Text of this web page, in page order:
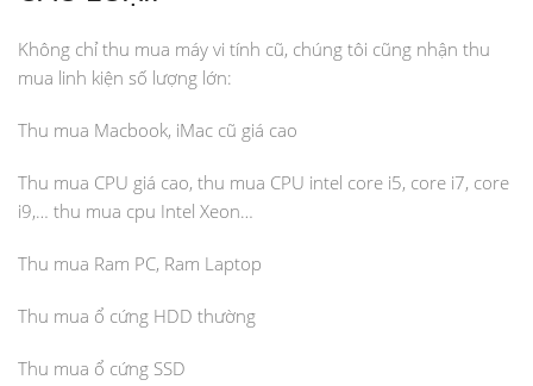
Không chỉ thu mua máy vi tính cũ, chúng tôi cũng nhận thu
mua linh kiện số lượng lớn:
Thu mua Macbook, iMac cũ giá cao
Thu mua CPU giá cao, thu mua CPU intel core i5, core i7, core
i9,… thu mua cpu Intel Xeon…
Thu mua Ram PC, Ram Laptop
Thu mua ổ cứng HDD thường
Thu mua ổ cứng SSD